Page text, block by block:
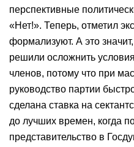
перспективные
«Нет!». Теперь, отметил
формализуют. А это
решили осложнить
членов, потому что при
руководство партии
сделана ставка на
до лучших времен, когда
представительство в